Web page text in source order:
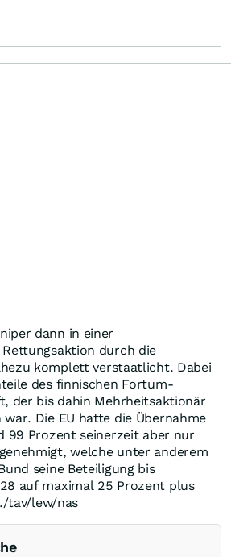
dann in einer
durch die
komplett verstaatlicht. Dabei
des finnischen Fortum-
der bis dahin Mehrheitsaktionär
war. Die EU hatte die Übernahme
99 Prozent seinerzeit aber nur
welche unter anderem
seine Beteiligung bis
auf maximal 25 Prozent plus
tav/lew/nas